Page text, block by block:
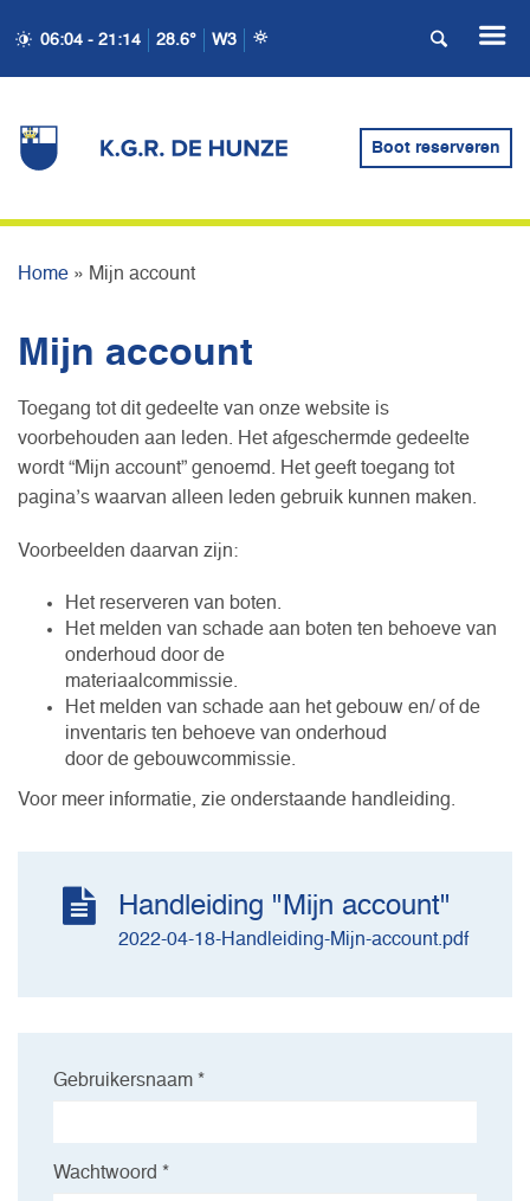
06:04 - 21:14 28.6° W3
Boot reserveren
Home » Mijn account
Mijn account
Toegang tot dit gedeelte van onze website is
voorbehouden aan leden. Het afgeschermde gedeelte
wordt “Mijn account” genoemd. Het geeft toegang tot
pagina’s waarvan alleen leden gebruik kunnen maken.
Voorbeelden daarvan zijn:
Het reserveren van boten.
Het melden van schade aan boten ten behoeve van
onderhoud door de
materiaalcommissie.
Het melden van schade aan het gebouw en/ of de
inventaris ten behoeve van onderhoud
door de gebouwcommissie.
Voor meer informatie, zie onderstaande handleiding.
Handleiding "Mijn account"
2022-04-18-Handleiding-Mijn-account.pdf
Gebruikersnaam *
Wachtwoord *